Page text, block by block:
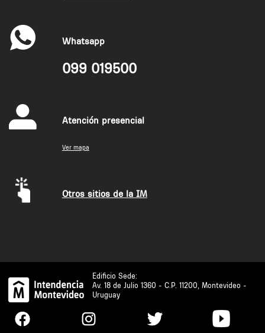
Whatsapp
099 019500
Atención presencial
Ver mapa
Otros sitios de la IM
Edificio Sede:
Av. 18 de Julio 1360 - C.P. 11200, Montevideo -
Uruguay